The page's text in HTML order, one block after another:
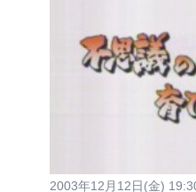
2003年12月12日(金)